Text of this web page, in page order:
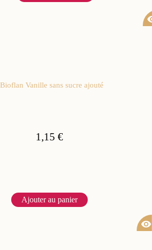
Bioflan Vanille sans sucre ajouté
1,15 €
Ajouter au panier
visibility